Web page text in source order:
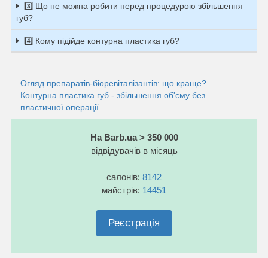
3️⃣ Що не можна робити перед процедурою збільшення
губ?
4️⃣ Кому підійде контурна пластика губ?
Огляд препаратів-біоревіталізантів: що краще?
Контурна пластика губ - збільшення об'єму без
пластичної операції
На Barb.ua > 350 000
відвідувачів в місяць
салонів: 8142
майстрів: 14451
Реєстрація